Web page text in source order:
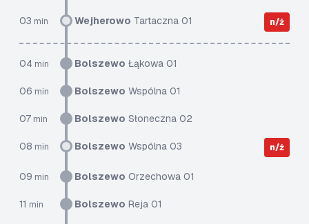
03 min Wejherowo Tartaczna 01 n/ż
04 min Bolszewo Łąkowa 01
06 min Bolszewo Wspólna 01
07 min Bolszewo Słoneczna 02
08 min Bolszewo Wspólna 03 n/ż
09 min Bolszewo Orzechowa 01
11 min Bolszewo Reja 01